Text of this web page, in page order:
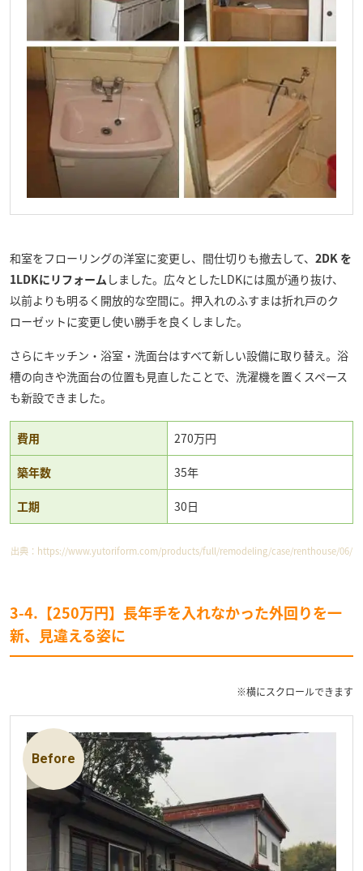
和室をフローリングの洋室に変更し、間仕切りも撤去して、 2DK を
1LDKにリフォーム しました。広々としたLDKには風が通り抜け、
以前よりも明るく開放的な空間に。押入れのふすまは折れ戸のク
ローゼットに変更し使い勝手を良くしました。
さらにキッチン・浴室・洗面台はすべて新しい設備に取り替え。浴
槽の向きや洗面台の位置も見直したことで、洗濯機を置くスペース
も新設できました。
費用 270万円
築年数 35年
工期 30日
出典： https://www.yutoriform.com/products/full/remodeling/case/renthouse/06/
3-4.【250万円】長年手を入れなかった外回りを一
新、見違える姿に
※横にスクロールできます